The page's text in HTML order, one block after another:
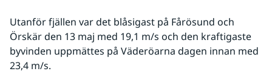
Utanför fjällen var det blåsigast på Fårösund och
Örskär den 13 maj med 19,1 m/s och den kraftigaste
byvinden uppmättes på Väderöarna dagen innan med
23,4 m/s.